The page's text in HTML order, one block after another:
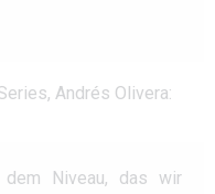
Andrés Olivera:
Niveau, das wir